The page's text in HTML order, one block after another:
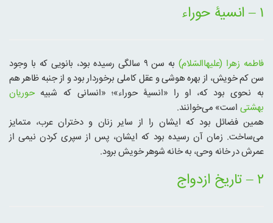
۱ – انسیۀ حوراء
فاطمه زهرا (علیهاالسّلام)
به سن ۹ سالگی رسیده بود، بانویی که با وجود
سن کم خویش، از بهره هوشی و عقل کاملی برخوردار بود و از جنبه ظاهر هم
به نحوی بود که، او را «انسیۀ حوراء»؛ «انسانی که شبیهحوریان
بهشتی است» می‌خوانند.
همین فضائل بود که ایشان را از سایر زنان و دختران عرب، متمایز
می‌ساخت. زمان آن رسیده بود که ایشان، پس از سپری کردن نیمی از
عمرش در خانه وحی، به خانه شوهر خویش برود.
۲ – تاریخ ازدواج